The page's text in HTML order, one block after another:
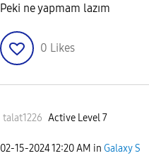
Peki ne yapmam lazım
0 Likes
talat1226 Active Level 7
‎02-15-202412:20 AM in Galaxy S